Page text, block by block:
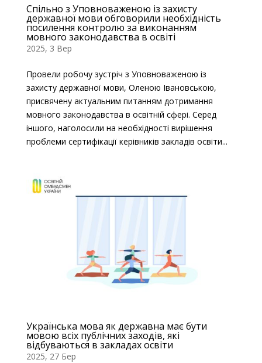
Спільно з Уповноваженою із захисту
державної мови обговорили необхідність
посилення контролю за виконанням
мовного законодавства в освіті
2025, 3 Вер
Провели робочу зустріч з Уповноваженою із
захисту державної мови, Оленою Івановською,
присвячену актуальним питанням дотримання
мовного законодавства в освітній сфері. Серед
іншого, наголосили на необхідності вирішення
проблеми сертифікації керівників закладів освіти...
Українська мова як державна має бути
мовою всіх публічних заходів, які
відбуваються в закладах освіти
2025, 27 Бер